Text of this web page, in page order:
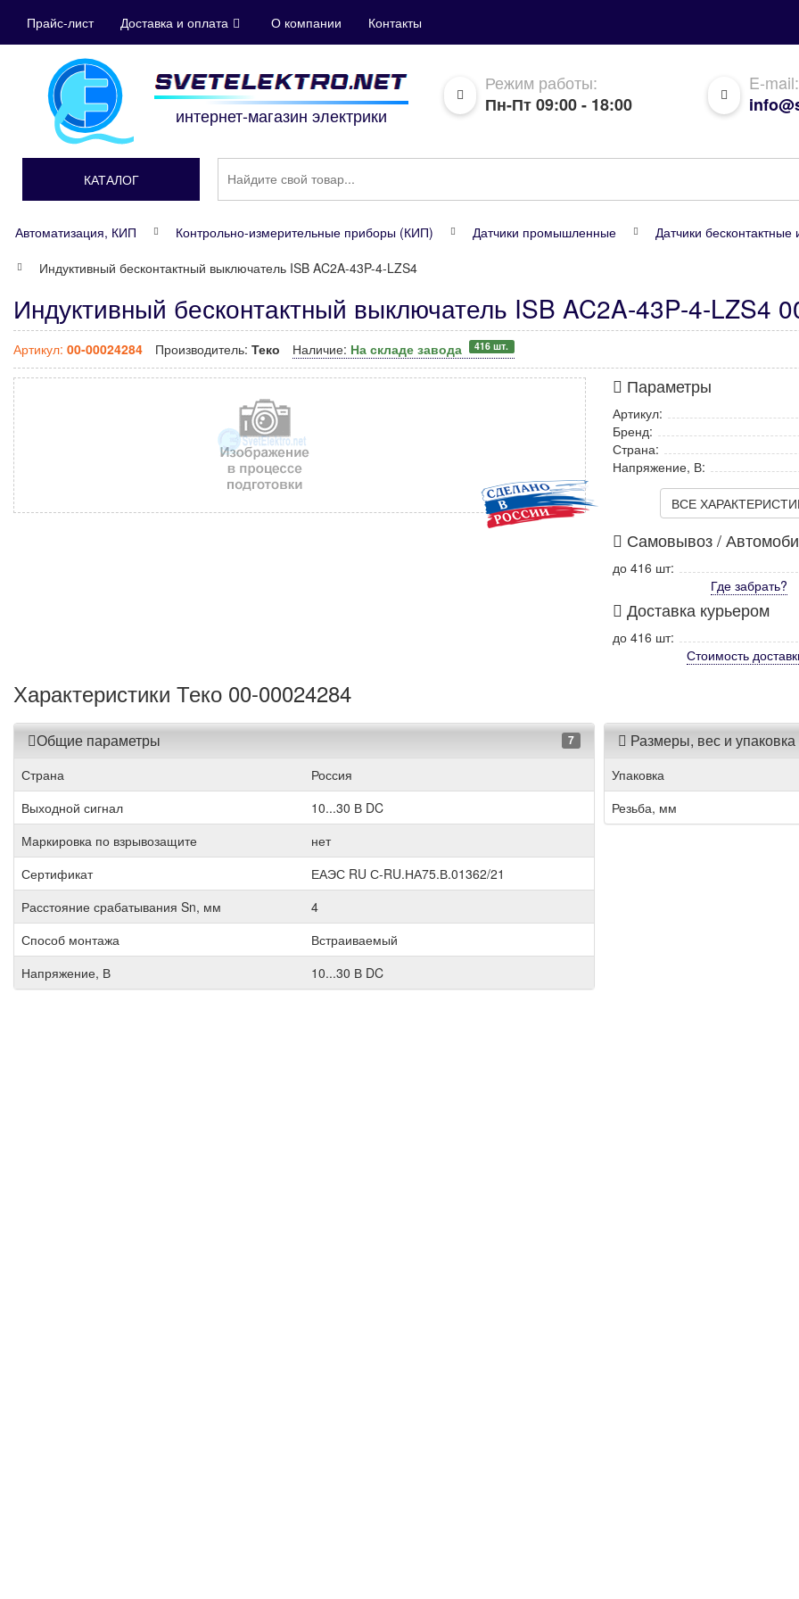
Прайс-лист Доставка и оплата О компании Контакты
интернет-магазин электрики
Режим работы:
Пн-Пт 09:00 - 18:00
E-mail:
КАТАЛОГ
Автоматизация, КИП Контрольно-измерительные приборы (КИП) Датчики промышленные
Датчики бесконтактные
Индуктивный бесконтактный выключатель ISB AC2A-43P-4-LZS4
Индуктивный бесконтактный выключатель ISB AC2A-43P-4-LZS4
Артикул: 00-00024284 Производитель: Теко Наличие: На складе завода 416 шт.
Параметры
Артикул:
Бренд:
Страна:
Напряжение, В:
ВСЕ
Самовывоз /
до 416 шт:
Где забрать?
Доставка курьером
до 416 шт:
Стоимость
Характеристики Теко 00-00024284
Общие параметры 7
Страна
Россия
Выходной сигнал
10...30 В DC
Маркировка по взрывозащите
нет
Сертификат
ЕАЭС RU С-RU.НА75.В.01362/21
Расстояние срабатывания Sn, мм
4
Способ монтажа
Встраиваемый
Напряжение, В
10...30 В DC
Размеры, вес и упаковка
Упаковка
Резьба, мм